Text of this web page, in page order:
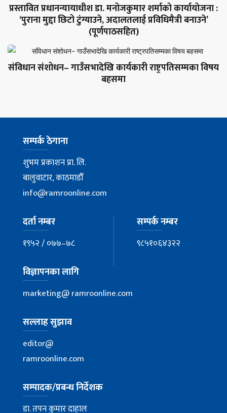
प्रस्तावित प्रधानन्यायाधीश डा. मनोजकुमार शर्माको कार्यायोजना :
‘पुराना मुद्दा छिटो टुंग्याउने, अदालतलाई प्रविधिमैत्री बनाउने’
(पूर्णपाठसहित)
संविधान संशोधन– गाउँसभादेखि कार्यकारी राष्ट्रपतिसम्मका विषय
बहसमा
सम्पर्क ठेगाना
शुभम प्रकाशन प्रा. लि.
बालुवाटार, काठमाडौँ
info@ramroonline.com
दर्ता नम्बर
१९५२ / ०७७–७८
सम्पर्क नम्बर
९८५१०६४३२२
विज्ञापनका लागि
marketing@ ramroonline.com
सल्लाह सुझाव
editor@
ramroonline.com
सम्पादक/प्रबन्ध निर्देशक
डा. तपन कुमार दाहाल